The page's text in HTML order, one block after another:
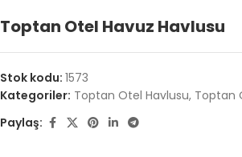
Toptan Otel Havuz Havlusu
Stok kodu: 1573
Kategoriler: Toptan Otel Havlusu, Toptan
Paylaş: